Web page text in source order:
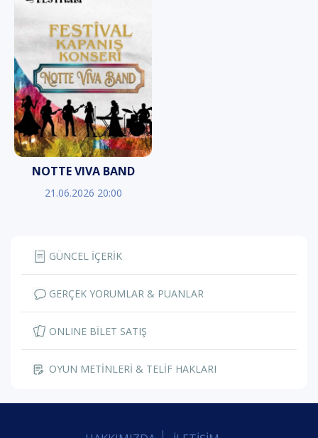
NOTTE VIVA BAND
21.06.2026 20:00
GÜNCEL İÇERİK
GERÇEK YORUMLAR & PUANLAR
ONLINE BİLET SATIŞ
OYUN METİNLERİ & TELİF HAKLARI